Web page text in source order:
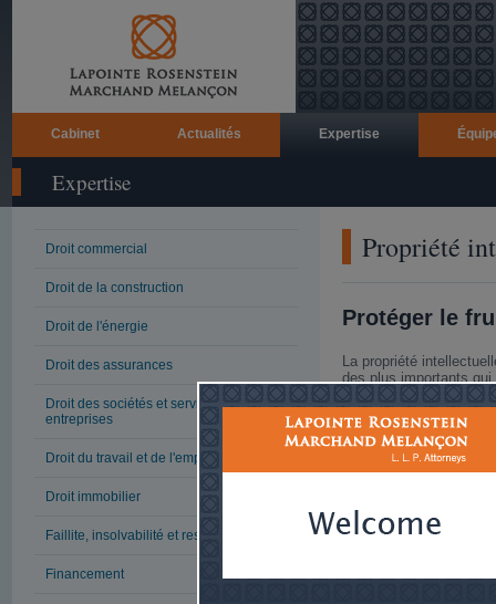
Cabinet Actualités Expertise
Expertise
Droit commercial
Droit de la construction
Droit de l'énergie
Droit des assurances
Droit des sociétés et services aux
entreprises
Droit du travail et de l'emploi
Droit immobilier
Faillite, insolvabilité et restructuration
Financement
Propriété
Protéger le
La propriété
des plus importants
grandit, la propriété
de protéger ses
liens commerciaux
Les avantages
propriété intellectuelle,
commerce, de droits